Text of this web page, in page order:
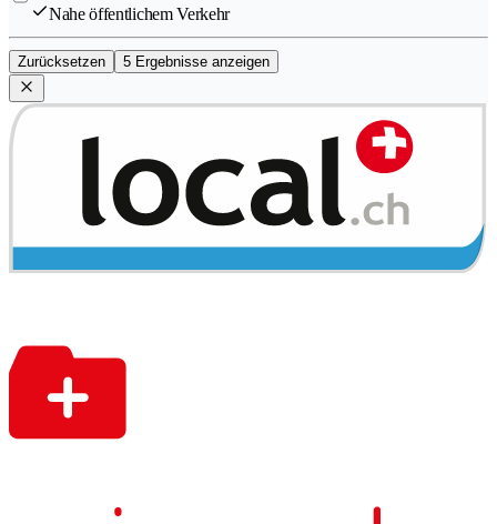
Nahe öffentlichem Verkehr
Zurücksetzen 5 Ergebnisse anzeigen